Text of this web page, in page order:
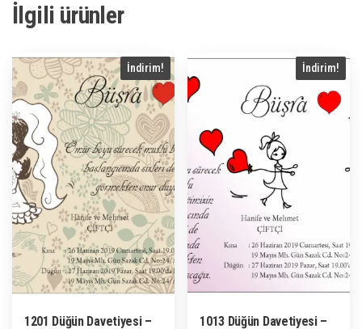
İlgili ürünler
İndirim!
1201 Düğün Davetiyesi –
İndirim!
1013 Düğün Davetiyesi –